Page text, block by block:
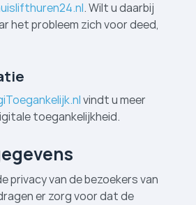
. Wilt u daarbij
het probleem zich voor deed,
vindt u meer
toegankelijkheid.
privacy van de bezoekers van
er zorg voor dat de